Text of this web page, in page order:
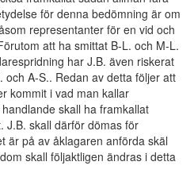
för denna bedömning är om
representanter för en vid och
att ha smittat B-L. och M-L.
har J.B. även riskerat
och A-S.. Redan av detta följer att
kommit i vad man kallar
skall ha framkallat
J.B. skall därför dömas för
är på av åklagaren anförda skäl
skall följaktligen ändras i detta